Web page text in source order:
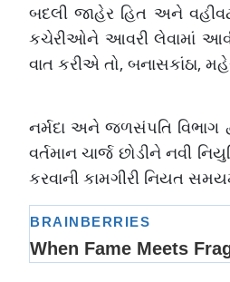
બદલી જાહેર હિત અને
કચેરીઓને આવરી લેવામાં
વાત કરીએ તો, બનાસકાંઠા,
નર્મદા અને જળસંપતિ વિભાગ
વર્તમાન ચાર્જ છોડીને નવી
કરવાની કામગીરી નિયત